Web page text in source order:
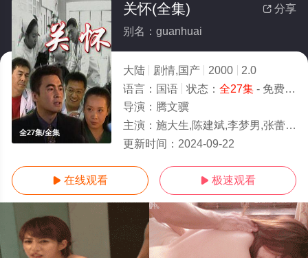
全27集/全集
 分享
关怀(全集)
别名：guanhuai
大陆 剧情,国产 2000
2.0
语言： 国语 状态： 全27集- 免费在线观看
导演： 腾文骥
主演： 施大生,陈建斌,李梦男,张蕾,吴越,苗圃,程爱琳,田
更新时间： 2024-09-22
 在线观看  极速观看